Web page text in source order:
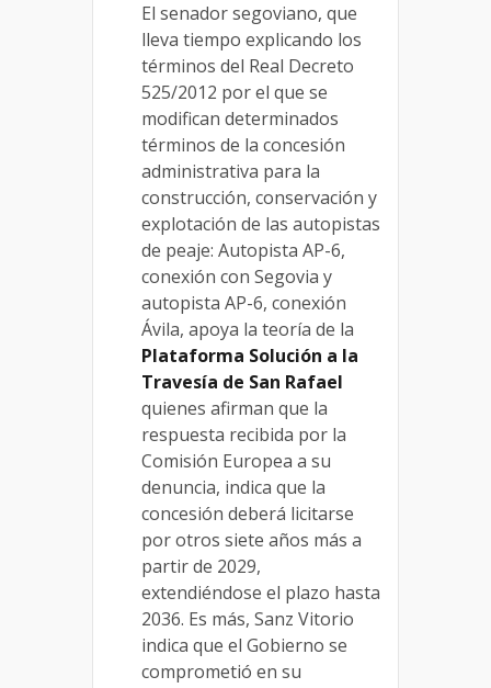
El senador segoviano, que
lleva tiempo explicando los
términos del Real Decreto
525/2012 por el que se
modifican determinados
términos de la concesión
administrativa para la
construcción, conservación y
explotación de las autopistas
de peaje: Autopista AP-6,
conexión con Segovia y
autopista AP-6, conexión
Ávila, apoya la teoría de la
Plataforma Solución a la
Travesía de San Rafael
quienes afirman que la
respuesta recibida por la
Comisión Europea a su
denuncia, indica que la
concesión deberá licitarse
por otros siete años más a
partir de 2029,
extendiéndose el plazo hasta
2036. Es más, Sanz Vitorio
indica que el Gobierno se
comprometió en su